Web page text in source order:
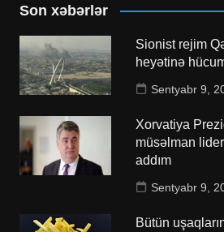
Son xəbərlər
Sionist rejim
heyətinə
Sentyabr 9,
Xorvatiya
müsəlman
addım
Sentyabr 9,
Bütün